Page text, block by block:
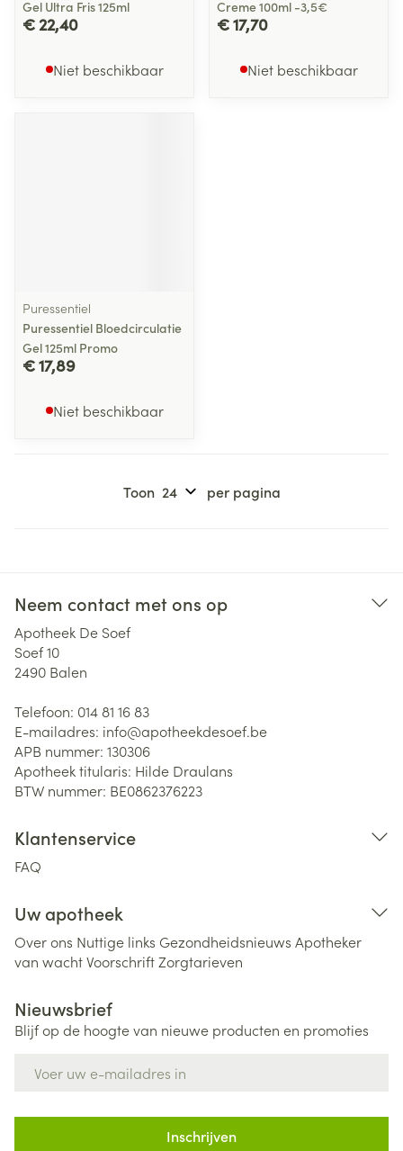
Gel Ultra Fris 125ml
€ 22,40
Niet beschikbaar
Creme 100ml -3,5€
€ 17,70
Niet beschikbaar
Puressentiel
Puressentiel Bloedcirculatie
Gel 125ml Promo
€ 17,89
Niet beschikbaar
Toon per pagina
Neem contact met ons op
Apotheek De Soef
Soef 10
2490 Balen
Telefoon: 014 81 16 83
E-mailadres: info@apotheekdesoef.be
APB nummer: 130306
Apotheek titularis: Hilde Draulans
BTW nummer: BE0862376223
Klantenservice
FAQ
Uw apotheek
Over ons Nuttige links Gezondheidsnieuws Apotheker
van wachtVoorschriftZorgtarieven
Nieuwsbrief
Blijf op de hoogte van nieuwe producten en promoties
Inschrijven